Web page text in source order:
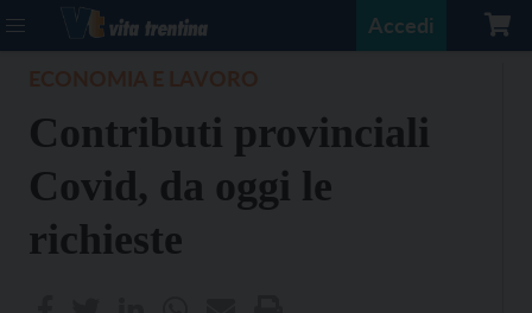
Accedi
Contributi provinciali
Covid, da oggi le
richieste